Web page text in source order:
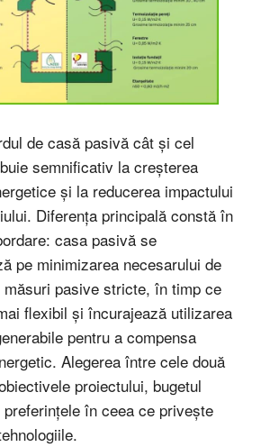
de casă pasivă cât și cel
semnificativ la creșterea
și la reducerea impactului
Diferența principală constă în
casa pasivă se
pe minimizarea necesarului de
măsuri pasive stricte, în timp ce
flexibil și încurajează utilizarea
pentru a compensa
Alegerea între cele două
proiectului, bugetul
în ceea ce privește